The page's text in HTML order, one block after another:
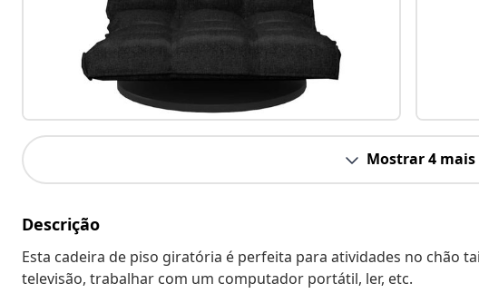
Mostrar 4 mais
Descrição
Esta cadeira de piso giratória é perfeita para atividades no chão
televisão, trabalhar com um computador portátil, ler, etc.